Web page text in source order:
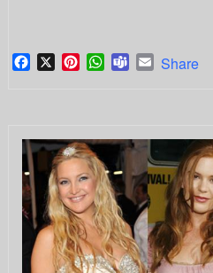
Facebook
X PinterestWhatsApp
TeamsEmail
Share